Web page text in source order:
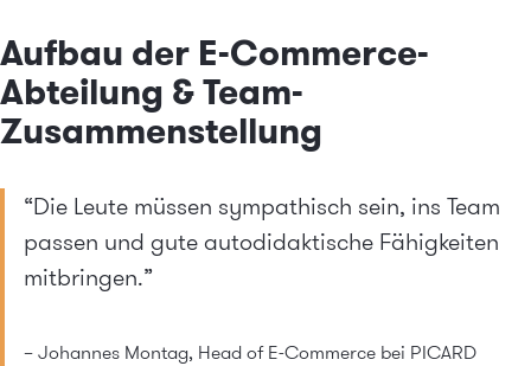
Aufbau der E-Commerce-
Abteilung & Team-
Zusammenstellung
“Die Leute müssen sympathisch sein, ins Team
passen und gute autodidaktische Fähigkeiten
mitbringen.”
– Johannes Montag, Head of E-Commerce bei PICARD